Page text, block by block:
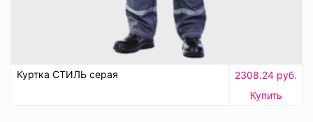
Куртка СТИЛЬ серая
2308.24 руб.
Купить